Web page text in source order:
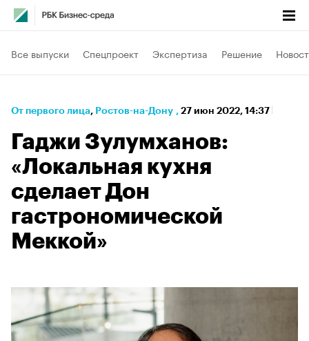
Все выпуски Спецпроект Экспертиза Решение
От первого лица⁠, Ростов-на-Дону , 27 июн 2022, 14:37
Гаджи Зулумханов:
«Локальная кухня
сделает Дон
гастрономической
Меккой»